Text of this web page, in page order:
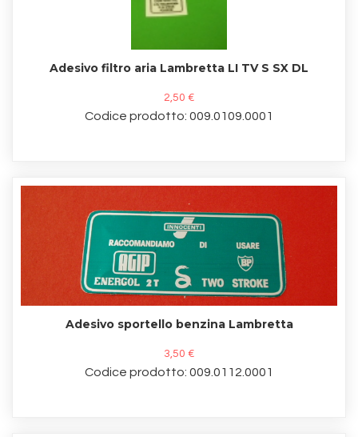
Adesivo filtro aria Lambretta LI TV S SX DL
2,50 €
Codice prodotto: 009.0109.0001
Adesivo sportello benzina Lambretta
3,50 €
Codice prodotto: 009.0112.0001